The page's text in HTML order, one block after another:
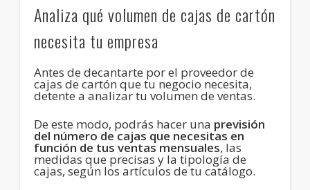
Analiza qué volumen de cajas de cartón
necesita tu empresa
Antes de decantarte por el proveedor de
cajas de cartón que tu negocio necesita,
detente a analizar tu volumen de ventas.
De este modo, podrás hacer una previsión
del número de cajas que necesitas en
función de tus ventas mensuales, las
medidas que precisas y la tipología de
cajas, según los artículos de tu catálogo.